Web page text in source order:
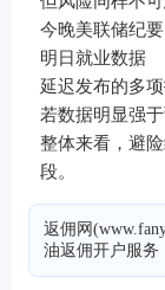
今晚美联储纪要
明日就业数据
延迟发布的多
若数据明显强
整体来看，避
段。
返佣网
油返佣开户服务